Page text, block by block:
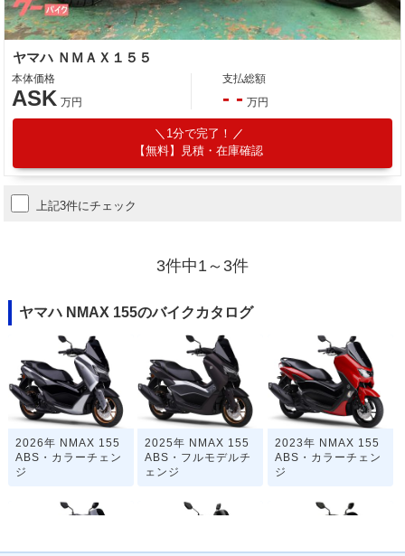
ヤマハ ＮＭＡＸ１５５
本体価格
ASK 万円
支払総額
- - 万円
1分で完了！
【無料】見積・在庫確認
上記3件にチェック
3件中1～3件
ヤマハ NMAX 155のバイクカタログ
2026年 NMAX 155
ABS・カラーチェン
ジ
2025年 NMAX 155
ABS・フルモデルチ
ェンジ
2023年 NMAX 155
ABS・カラーチェン
ジ